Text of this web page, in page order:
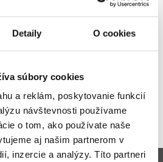
Detaily O cookies
súbory cookies
a reklám, poskytovanie funkcií
návštevnosti používame
o tom, ako používate naše
aj našim partnerom v
inzercie a analýzy. Títo partneri
zákazníkov